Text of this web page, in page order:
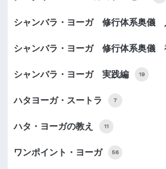
シャンバラ・ヨーガ 修行体系奥儀
シャンバラ・ヨーガ 修行体系奥儀
シャンバラ・ヨーガ 実践編 19
ハタヨーガ・スートラ 7
ハタ・ヨーガの教え 11
ワンポイント・ヨーガ 56